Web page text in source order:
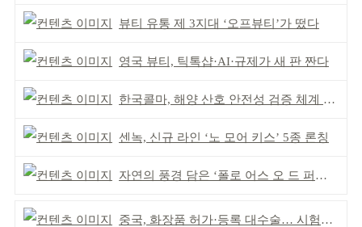
뷰티 유통 제 3지대 ‘오프뷰티’가 떴다
영국 뷰티, 틱톡샵·AI·규제가 새 판 짠다
한국콜마, 해양 산호 안전성 검증 체계 구축
센녹, 신규 라인 ‘노 모어 키스’ 5종 론칭
자연의 풍경 담은 ‘폴로 어스 오 드 퍼퓸’ 4종 출시
중국, 화장품 허가·등록 대수술… 시험자료 공용 허용